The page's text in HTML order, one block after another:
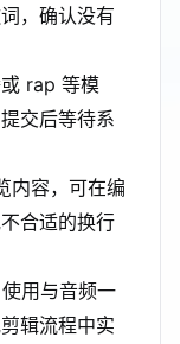
，确认没有
rap 等模
交后等待系
内容，可在编
合适的换行
用与音频一
辑流程中实